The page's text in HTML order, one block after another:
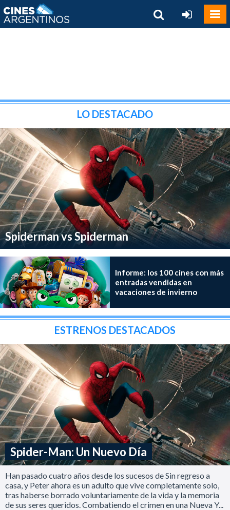
LO DESTACADO
Spiderman vs Spiderman
Informe: los 100 cines con más
entradas vendidas en
vacaciones de invierno
ESTRENOS DESTACADOS
Spider-Man: Un Nuevo Día
Han pasado cuatro años desde los sucesos de Sin regreso a
casa, y Peter ahora es un adulto que vive completamente solo,
tras haberse borrado voluntariamente de la vida y la memoria
de sus seres queridos. Combatiendo el crimen en una Nueva Y...